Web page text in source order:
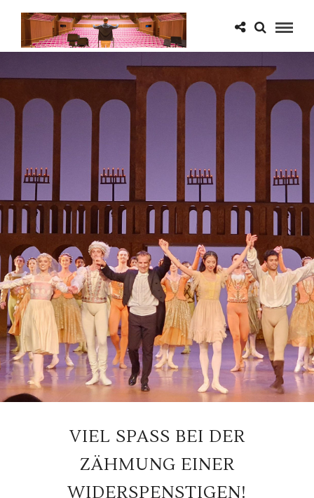
VIEL SPASS BEI DER Z
ÄHMUNG EINER W
IDERSPENSTIGEN!